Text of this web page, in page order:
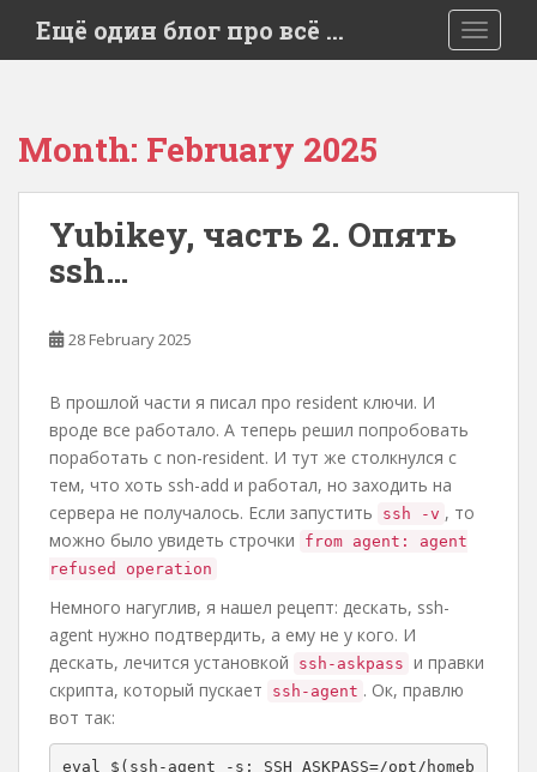
i
Ещё один блог про всё …
Month: February 2025
Yubikey, часть 2. Опять
ssh…
28 February 2025
В прошлой части я писал про resident ключи. И
вроде все работало. А теперь решил попробовать
поработать с non-resident. И тут же столкнулся с
тем, что хоть ssh-add и работал, но заходить на
сервера не получалось. Если запустить
ssh -v , то
можно было увидеть строчки
from agent: agent
refused operation
Немного нагуглив, я нашел рецепт: дескать, ssh-
agent нужно подтвердить, а ему не у кого. И
дескать, лечится установкой
ssh-askpass и правки
скрипта, который пускает
ssh-agent . Ок, правлю
вот так:
eval $(ssh-agent -s; SSH_ASKPASS=/opt/homeb